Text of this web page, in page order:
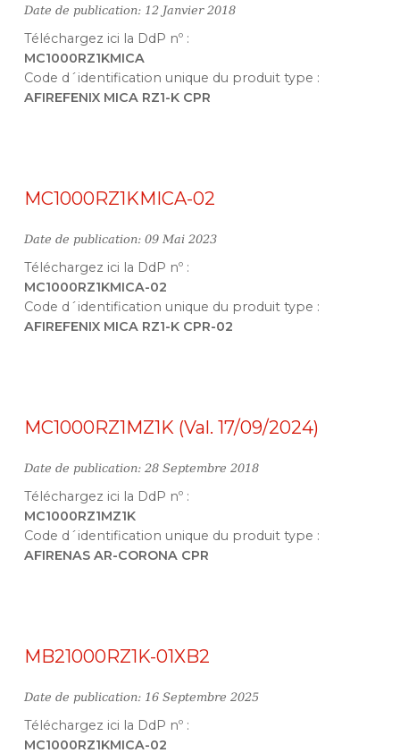
Date de publication: 12 Janvier 2018
Téléchargez ici la DdP nº :
MC1000RZ1KMICA
Code d´identification unique du produit type :
AFIREFENIX MICA RZ1-K CPR
MC1000RZ1KMICA-02
Date de publication: 09 Mai 2023
Téléchargez ici la DdP nº :
MC1000RZ1KMICA-02
Code d´identification unique du produit type :
AFIREFENIX MICA RZ1-K CPR-02
MC1000RZ1MZ1K (Val. 17/09/2024)
Date de publication: 28 Septembre 2018
Téléchargez ici la DdP nº :
MC1000RZ1MZ1K
Code d´identification unique du produit type :
AFIRENAS AR-CORONA CPR
MB21000RZ1K-01XB2
Date de publication: 16 Septembre 2025
Téléchargez ici la DdP nº :
MC1000RZ1KMICA-02